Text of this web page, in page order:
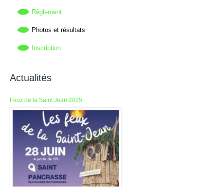
Règlement
Photos et résultats
Inscription
Actualités
Feux de la Saint Jean 2025